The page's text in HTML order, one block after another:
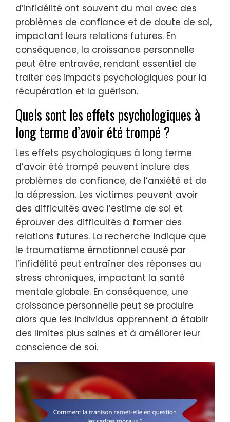
d’infidélité ont souvent du mal avec des
problèmes de confiance et de doute de soi,
impactant leurs relations futures. En
conséquence, la croissance personnelle
peut être entravée, rendant essentiel de
traiter ces impacts psychologiques pour la
récupération et la guérison.
Quels sont les effets psychologiques à
long terme d’avoir été trompé ?
Les effets psychologiques à long terme
d’avoir été trompé peuvent inclure des
problèmes de confiance, de l’anxiété et de
la dépression. Les victimes peuvent avoir
des difficultés avec l’estime de soi et
éprouver des difficultés à former des
relations futures. La recherche indique que
le traumatisme émotionnel causé par
l’infidélité peut entraîner des réponses au
stress chroniques, impactant la santé
mentale globale. En conséquence, une
croissance personnelle peut se produire
alors que les individus apprennent à établir
des limites plus saines et à améliorer leur
conscience de soi.